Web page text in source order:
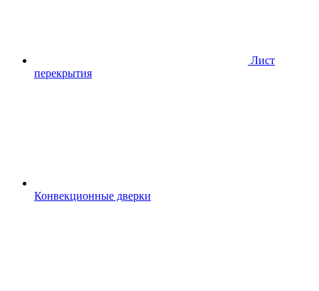
Лист
перекрытия
Конвекционные дверки